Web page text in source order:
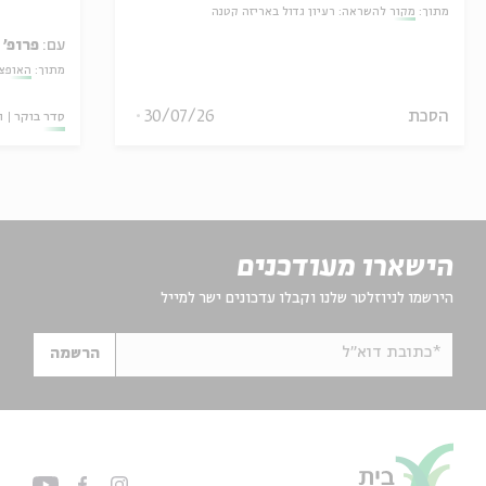
מתוך: מקור להשראה: רעיון גדול באריזה קטנה
הסכת 30/07/26
עם: פרופ'
מתוך:
סדר בוקר
הישארו מעודכנים
הירשמו לניוזלטר שלנו וקבלו עדכונים ישר למייל
*כתובת דוא"ל הרשמה